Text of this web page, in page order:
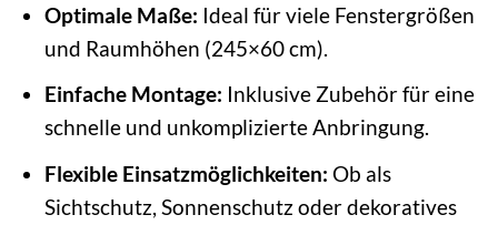
Optimale Maße: Ideal für viele Fenstergrößen
und Raumhöhen (245×60 cm).
Einfache Montage: Inklusive Zubehör für eine
schnelle und unkomplizierte Anbringung.
Flexible Einsatzmöglichkeiten: Ob als
Sichtschutz, Sonnenschutz oder dekoratives